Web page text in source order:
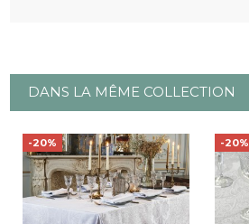
DANS LA MÊME COLLECTION
-20% -20%